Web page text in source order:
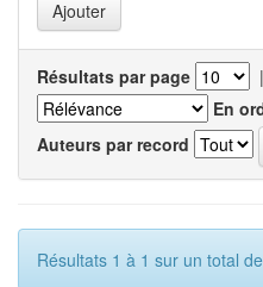
Résultats par page |
En
Auteurs par record
Résultats 1 à 1 sur un total